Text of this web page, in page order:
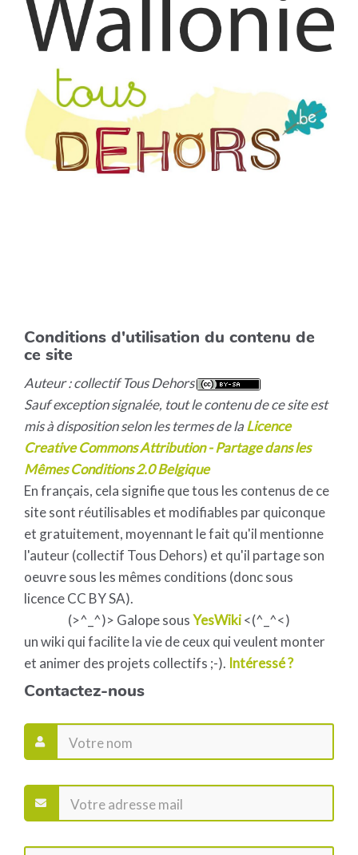
Conditions d'utilisation du contenu de
ce site
Auteur : collectif Tous Dehors
Sauf exception signalée, tout le contenu de ce site est
mis à disposition selon les termes de laLicence
Creative Commons Attribution - Partage dans les
Mêmes Conditions 2.0 Belgique
En français, cela signifie que tous les contenus de ce
site sont réutilisables et modifiables par quiconque
et gratuitement, moyennant le fait qu'il mentionne
l'auteur (collectif Tous Dehors) et qu'il partage son
oeuvre sous les mêmes conditions (donc sous
licence CC BY SA).
(>^_^)> Galope sousYesWiki<(^_^<)
un wiki qui facilite la vie de ceux qui veulent monter
et animer des projets collectifs ;-). Intéressé ?
Contactez-nous